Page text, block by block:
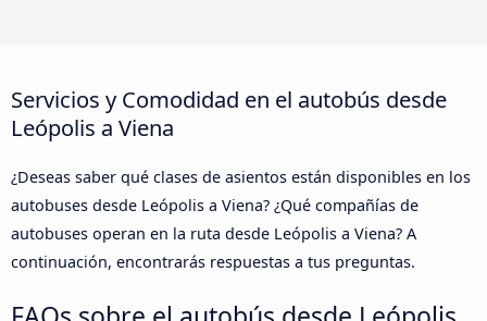
Servicios y Comodidad en el autobús desde
Leópolis a Viena
¿Deseas saber qué clases de asientos están disponibles en los
autobuses desde Leópolis a Viena? ¿Qué compañías de
autobuses operan en la ruta desde Leópolis a Viena? A
continuación, encontrarás respuestas a tus preguntas.